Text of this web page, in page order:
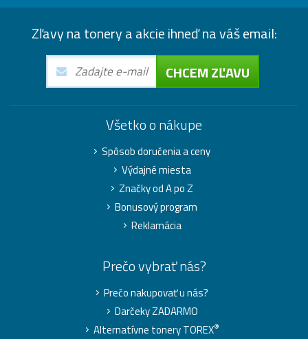
Zľavy na tonery a akcie ihneď na váš email:
CHCEM ZĽAVU
Všetko o nákupe
Spôsob doručenia a ceny
Výdajné miesta
Značky od A po Z
Bonusový program
Reklamácia
Prečo vybrať nás?
Prečo nakupovať u nás?
Darčeky ZADARMO
Alternatívne tonery TOREX®